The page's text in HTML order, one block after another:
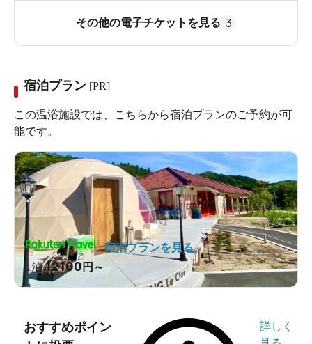
その他の電子チケットを見る 3
宿泊プラン [PR]
この温浴施設では、こちらから宿泊プランのご予約が可
能です。
1泊12100円～
宿泊プランを見る
おすすめポイン
詳しく